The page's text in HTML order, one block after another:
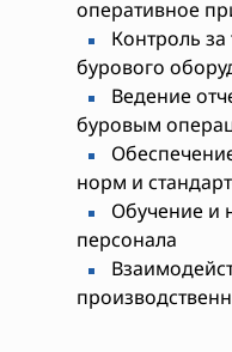
оперативное
Контроль
бурового
Ведение
буровым
норм и
Обучение и
персонала